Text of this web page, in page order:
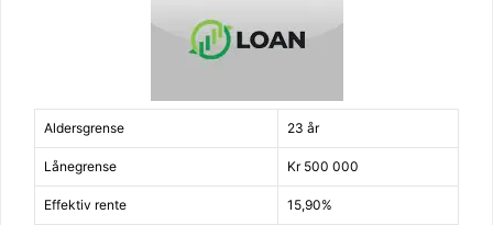
Aldersgrense 23 år
Lånegrense Kr 500 000
Effektiv rente 15,90%